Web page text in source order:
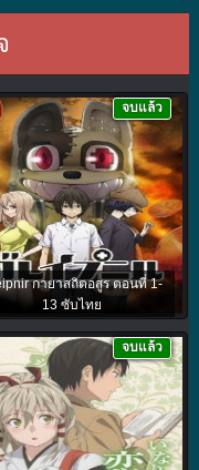
กายาสถิตอสูร ตอนที่ 1-
13 ซับไทย
จบแล้ว
จบแล้ว